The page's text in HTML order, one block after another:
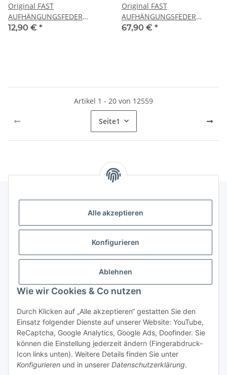
Alle akzeptieren
Konfigurieren
Ablehnen
Wie wir Cookies & Co nutzen
Durch Klicken auf „Alle akzeptieren“ gestatten Sie den
Einsatz folgender Dienste auf unserer Website: YouTube,
ReCaptcha, Google Analytics, Google Ads, Doofinder. Sie
können die Einstellung jederzeit ändern (Fingerabdruck-
Icon links unten). Weitere Details finden Sie unter
Konfigurieren und in unserer Datenschutzerklärung.
Original FAST
AUFHÄNGUNGSFEDER
PEUGEOT 307 00> HINTEN
12,90 € *
Original FAST
AUFHÄNGUNGSFEDER
RENAULT MASTER III 10>
67,90 € *
Artikel 1 - 20 von 12559
Seite1
Widerrufsbutton
* Alle Preise inkl. gesetzlicher USt., zzgl.Versand